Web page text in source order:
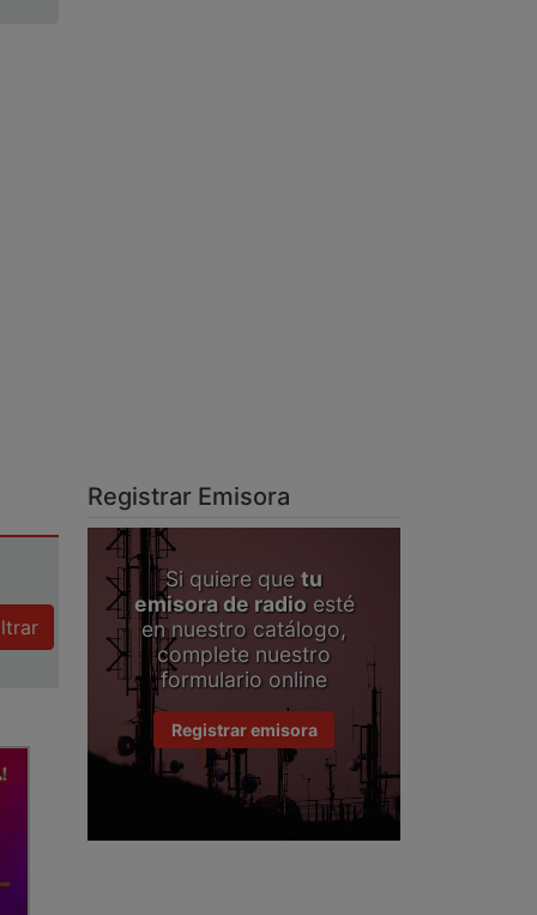
Registrar Emisora
Si quiere que tu
emisora de radioesté
en nuestro catálogo,
complete nuestro
formulario online
Registrar emisora